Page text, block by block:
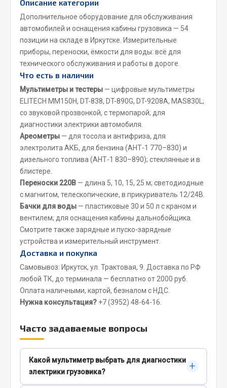
Весь раздел
Двигатель
Система охлаждения
Сцепление
Ось передняя
Тормозная система
Электрооборудование
Показать ещё
Весь раздел
Фильтры
JSB
Mann-filter
Автоторг
Дифа
Фильтры DONALDSON
Показать ещё
Весь раздел
Описание категории
Дополнительное оборудование для обслуживания
автомобилей и оснащения кабины грузовика — 54
позиции на складе в Иркутске. Измерительные
приборы, переноски, ёмкости для воды: всё для
технического обслуживания и работы в дороге.
Что есть в наличии
Мультиметры и тестеры — цифровые мультиметры
ELITECH MM150H, DT-838, DT-890G, DT-9208A, MAS830L;
со звуковой прозвонкой, с термопарой; для
диагностики электрики автомобиля.
Ареометры — для тосола и антифриза, для
электролита АКБ, для бензина (АНТ-1 770–830) и
дизельного топлива (АНТ-1 830–890); стеклянные и в
блистере.
Переноски 220В — длина 5, 10, 15, 25 м; светодиодные
с магнитом, телескопические, в прикуриватель 12/24В.
Бачки для воды — пластиковые 30 и 50 л с краном и
вентилем; для оснащения кабины дальнобойщика.
Смотрите также зарядные и пуско-зарядные
устройства и измерительный инструмент
Доставка и покупка
Самовывоз: Иркутск, ул. Трактовая, 9. Доставка по РФ
любой ТК, до терминала — бесплатно от 2000 руб.
Оплата наличными, картой, безналом с НДС.
Нужна консультация? +7 (3952) 48-64-16
Часто задаваемые вопросы
Какой мультиметр выбрать для диагностики
электрики грузовика?
+